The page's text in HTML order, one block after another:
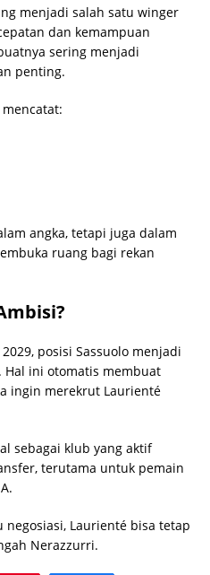
menjadi salah satu winger
dan kemampuan
sering menjadi
penting.
angka, tetapi juga dalam
ruang bagi rekan
posisi Sassuolo menjadi
Hal ini otomatis membuat
ingin merekrut Laurienté
sebagai klub yang aktif
terutama untuk pemain
negosiasi, Laurienté bisa tetap
Nerazzurri.